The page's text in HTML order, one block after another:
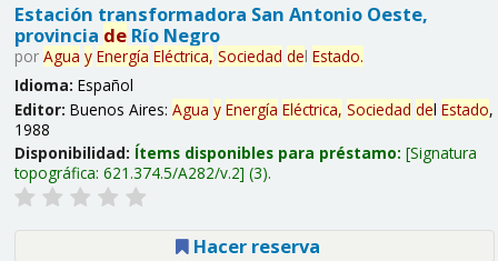
Estación transformadora San Antonio Oeste,
provincia deRío Negro
por Agua y Energía Eléctrica, Sociedad del Estado.
Idioma: Español
Editor: Buenos Aires: Agua y Energía Eléctrica, Sociedad del Estado,
1988
Disponibilidad: Ítems disponibles para préstamo: Signatura
topográfica: 621.374.5/A282/v.2 (3).
Hacer reserva